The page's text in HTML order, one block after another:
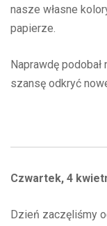
nasze własne
papierze.
Naprawdę
szansę odkryć
Czwartek, 4
Dzień zaczęliśmy